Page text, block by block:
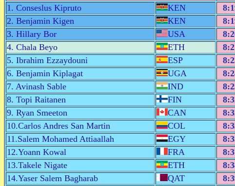
1. Conseslus Kipruto
KEN
2. Benjamin Kigen
KEN
3. Hillary Bor
USA
4. Chala Beyo
ETH
5. Ibrahim Ezzaydouni
ESP
6. Benjamin Kiplagat
UGA
7. Avinash Sable
IND
8. Topi Raitanen
FIN
9. Ryan Smeeton
CAN
10.Carlos Andres San Martin
COL
11.Salem Mohamed Attiaallah
EGY
12.Yoann Kowal
FRA
13.Takele Nigate
ETH
14.Yaser Salem Bagharab
QAT